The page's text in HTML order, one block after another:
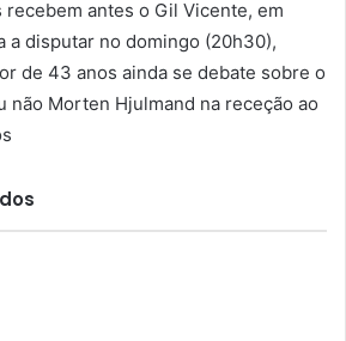
antes o Gil Vicente, em
a disputar no domingo (20h30),
de 43 anos ainda se debate sobre o
não Morten Hjulmand na receção ao